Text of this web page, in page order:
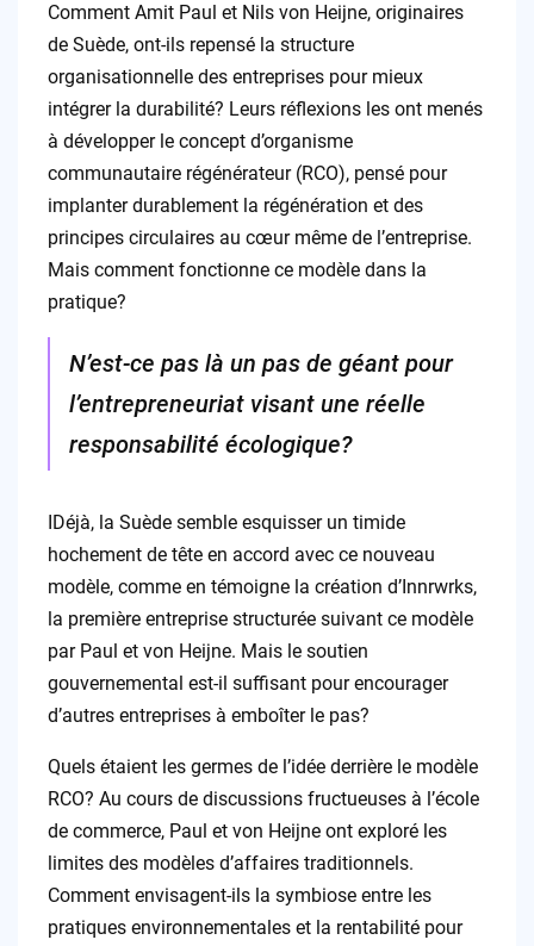
Comment Amit Paul et Nils von Heijne, originaires
de Suède, ont-ils repensé la structure
organisationnelle des entreprises pour mieux
intégrer la durabilité? Leurs réflexions les ont menés
à développer le concept d’organisme
communautaire régénérateur (RCO), pensé pour
implanter durablement la régénération et des
principes circulaires au cœur même de l’entreprise.
Mais comment fonctionne ce modèle dans la
pratique?
N’est-ce pas là un pas de géant pour
l’entrepreneuriat visant une réelle
responsabilité écologique?
IDéjà, la Suède semble esquisser un timide
hochement de tête en accord avec ce nouveau
modèle, comme en témoigne la création d’Innrwrks,
la première entreprise structurée suivant ce modèle
par Paul et von Heijne. Mais le soutien
gouvernemental est-il suffisant pour encourager
d’autres entreprises à emboîter le pas?
Quels étaient les germes de l’idée derrière le modèle
RCO? Au cours de discussions fructueuses à l’école
de commerce, Paul et von Heijne ont exploré les
limites des modèles d’affaires traditionnels.
Comment envisagent-ils la symbiose entre les
pratiques environnementales et la rentabilité pour